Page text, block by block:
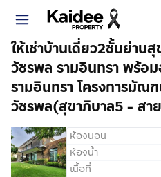
ให้เช่าบ้านเดี่ยว2ชั้นย่าน
วัชรพล รามอินทรา พร้อ
รามอินทรา โครงการมัณฑ
วัชรพล(สุขาภิบาล5 - สา
ห้องนอน
ห้องน้ำ
เนื้อที่